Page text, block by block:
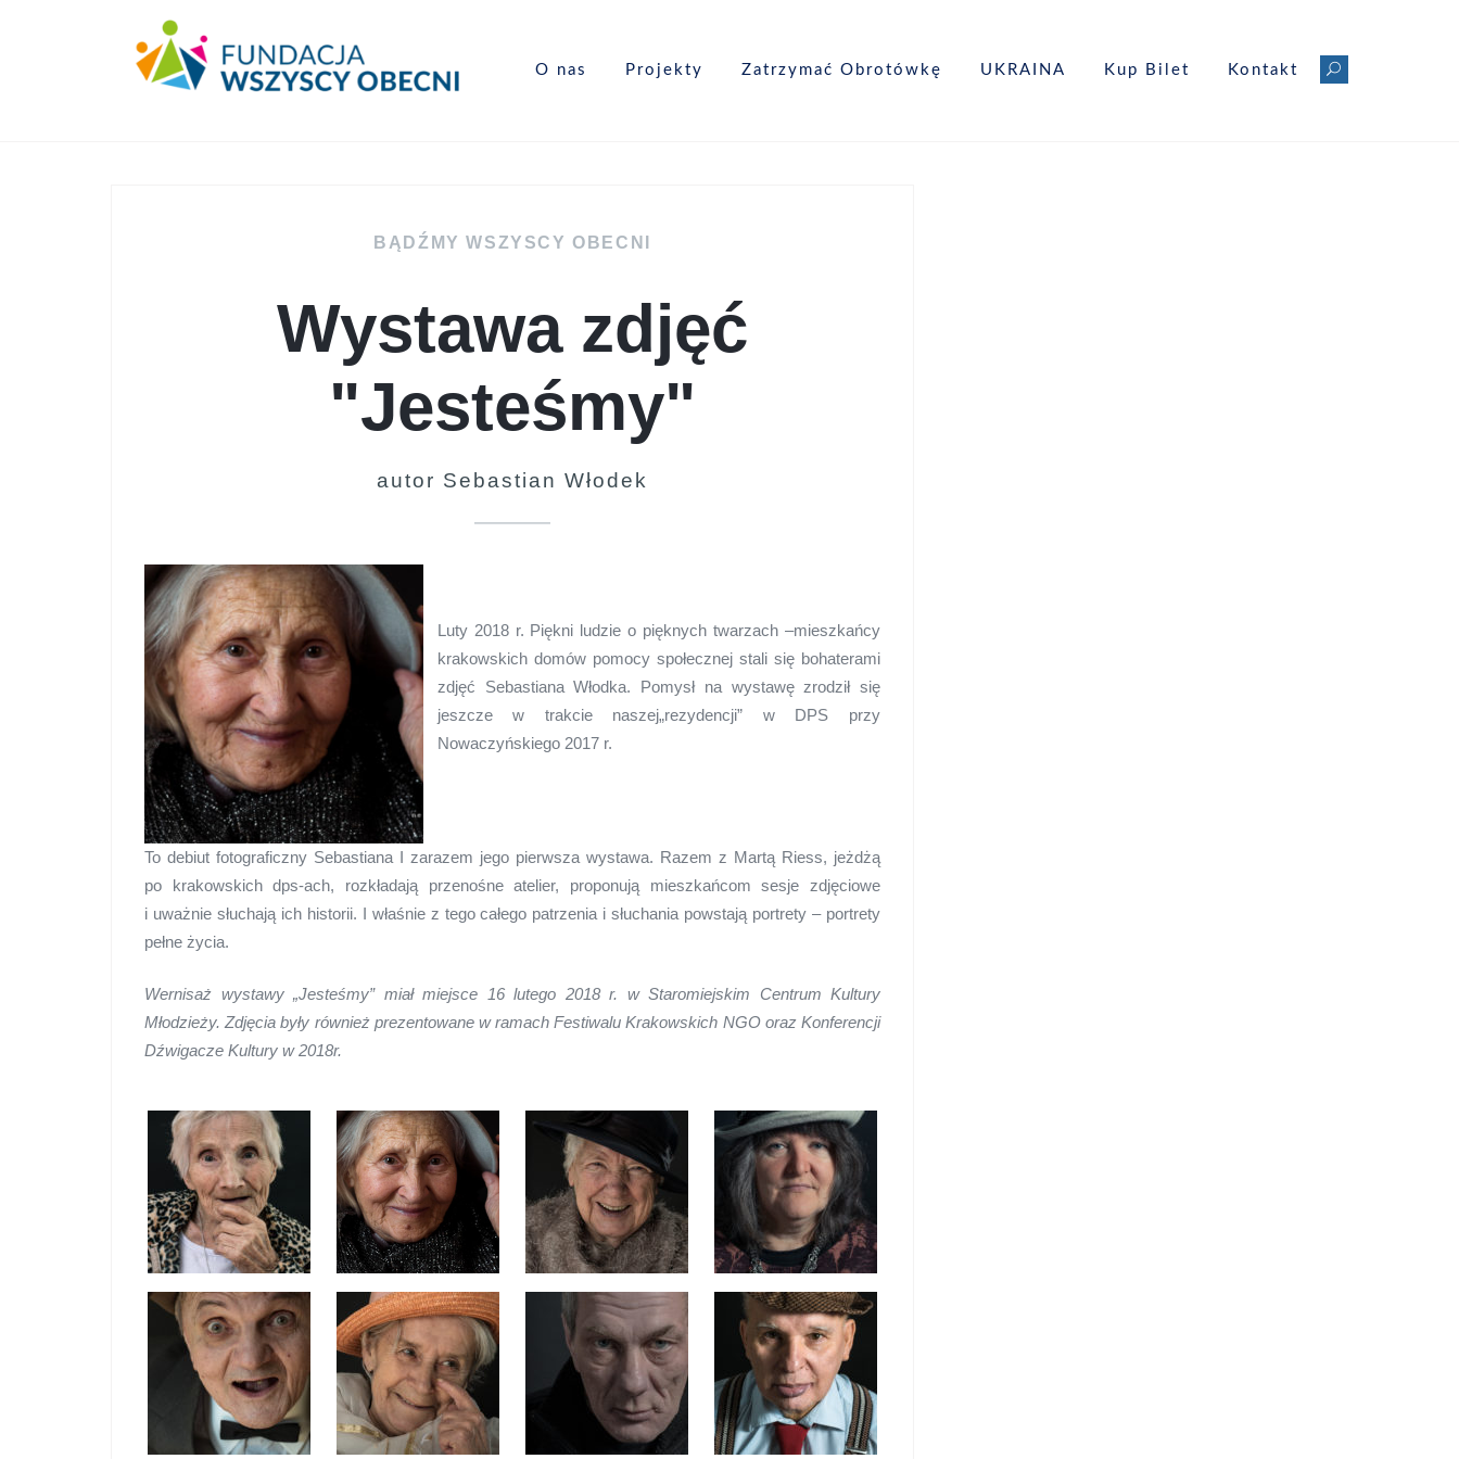
O nas Projekty Zatrzymać Obrotówkę UKRAINA Kup Bilet Kontakt
BĄDŹMY WSZYSCY OBECNI
Wystawa zdjęć
"Jesteśmy"
autor Sebastian Włodek
Luty 2018 r. Piękni ludzie o pięknych twarzach –mieszkańcy
krakowskich domów pomocy społecznej stali się bohaterami
zdjęć Sebastiana Włodka. Pomysł na wystawę zrodził się
jeszcze w trakcie naszej„rezydencji” w DPS przy
Nowaczyńskiego 2017 r.
To debiut fotograficzny Sebastiana I zarazem jego pierwsza wystawa. Razem z Martą Riess, jeżdżą
po krakowskich dps-ach, rozkładają przenośne atelier, proponują mieszkańcom sesje zdjęciowe
i uważnie słuchają ich historii. I właśnie z tego całego patrzenia i słuchania powstają portrety – portrety
pełne życia.
Wernisaż wystawy „Jesteśmy” miał miejsce 16 lutego 2018 r. w Staromiejskim Centrum Kultury
Młodzieży. Zdjęcia były również prezentowane w ramach Festiwalu Krakowskich NGO oraz Konferencji
Dźwigacze Kultury w 2018r.